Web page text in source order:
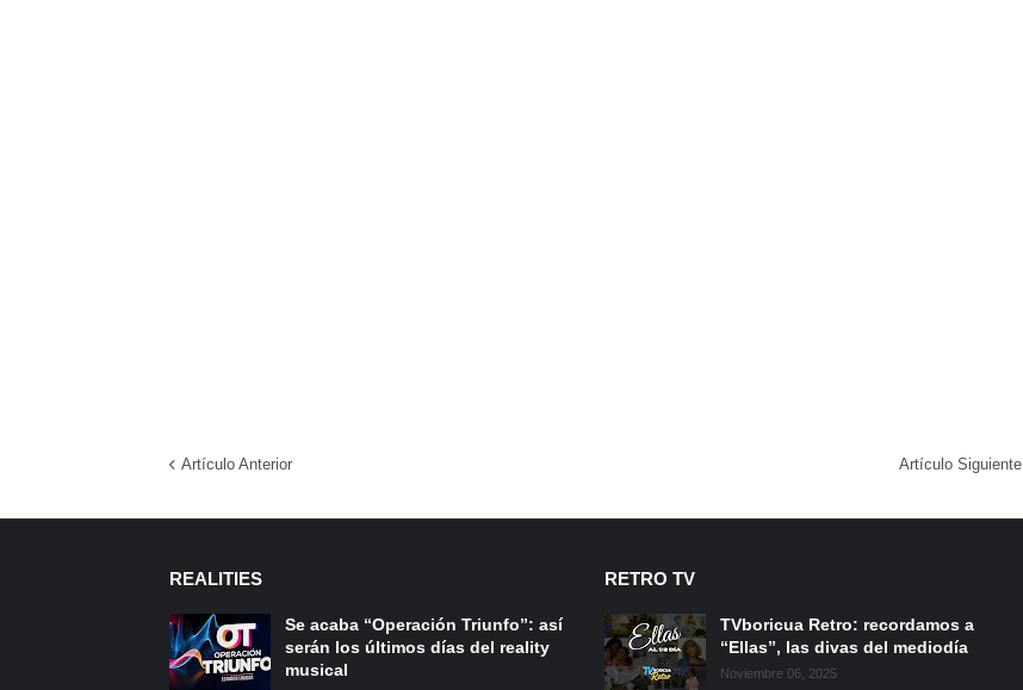
Artículo Anterior Artículo Siguiente
REALITIES
Se acaba “Operación Triunfo”: así
serán los últimos días del reality
musical
RETRO TV
TVboricua Retro: recordamos a
“Ellas”, las divas del mediodía
Noviembre 06, 2025